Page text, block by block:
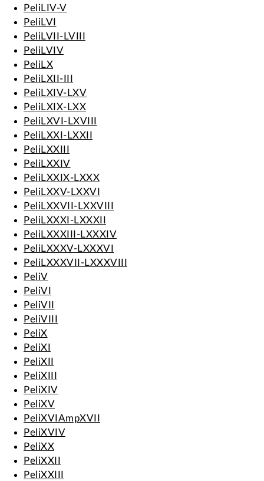
PeliLIV-V
PeliLVI
PeliLVII-LVIII
PeliLVIV
PeliLX
PeliLXII-III
PeliLXIV-LXV
PeliLXIX-LXX
PeliLXVI-LXVIII
PeliLXXI-LXXII
PeliLXXIII
PeliLXXIV
PeliLXXIX-LXXX
PeliLXXV-LXXVI
PeliLXXVII-LXXVIII
PeliLXXXI-LXXXII
PeliLXXXIII-LXXXIV
PeliLXXXV-LXXXVI
PeliLXXXVII-LXXXVIII
PeliV
PeliVI
PeliVII
PeliVIII
PeliX
PeliXI
PeliXII
PeliXIII
PeliXIV
PeliXV
PeliXVIAmpXVII
PeliXVIV
PeliXX
PeliXXII
PeliXXIII